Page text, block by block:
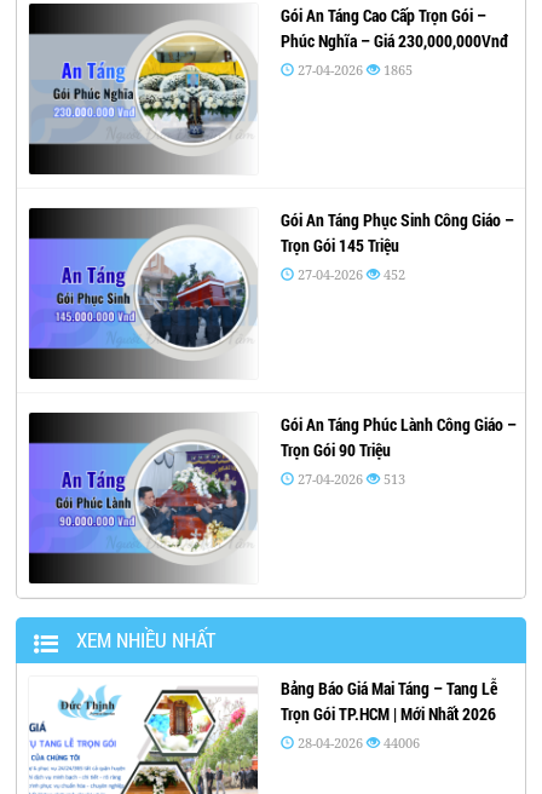
Gói An Táng Cao Cấp Trọn Gói –
Phúc Nghĩa – Giá 230,000,000Vnđ
27-04-2026 1865
Gói An Táng Phục Sinh Công Giáo –
Trọn Gói 145 Triệu
27-04-2026 452
Gói An Táng Phúc Lành Công Giáo –
Trọn Gói 90 Triệu
27-04-2026 513
XEM NHIỀU NHẤT
Bảng Báo Giá Mai Táng – Tang Lễ
Trọn Gói TP.HCM | Mới Nhất 2026
28-04-2026 44006